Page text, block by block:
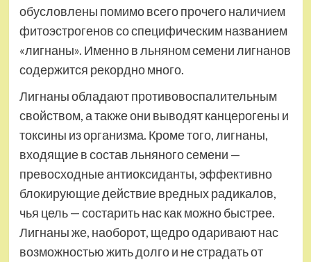
обусловлены помимо всего прочего наличием
фитоэстрогенов со специфическим названием
«лигнаны». Именно в льняном семени лигнанов
содержится рекордно много.
Лигнаны обладают противовоспалительным
свойством, а также они выводят канцерогены и
токсины из организма. Кроме того, лигнаны,
входящие в состав льняного семени —
превосходные антиоксиданты, эффективно
блокирующие действие вредных радикалов,
чья цель — состарить нас как можно быстрее.
Лигнаны же, наоборот, щедро одаривают нас
возможностью жить долго и не страдать от